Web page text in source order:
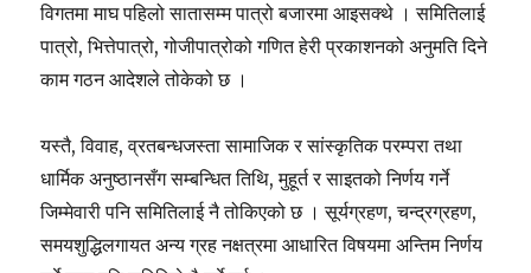
विगतमा माघ पहिलो सातासम्म पात्रो बजारमा आइसक्थे । समितिलाई
पात्रो, भित्तेपात्रो, गोजीपात्रोको गणित हेरी प्रकाशनको अनुमति दिने
काम गठन आदेशले तोकेको छ ।
यस्तै, विवाह, व्रतबन्धजस्ता सामाजिक र सांस्कृतिक परम्परा तथा
धार्मिक अनुष्ठानसँग सम्बन्धित तिथि, मुहूर्त र साइतको निर्णय गर्ने
जिम्मेवारी पनि समितिलाई नै तोकिएको छ । सूर्यग्रहण, चन्द्रग्रहण,
समयशुद्धिलगायत अन्य ग्रह नक्षत्रमा आधारित विषयमा अन्तिम निर्णय